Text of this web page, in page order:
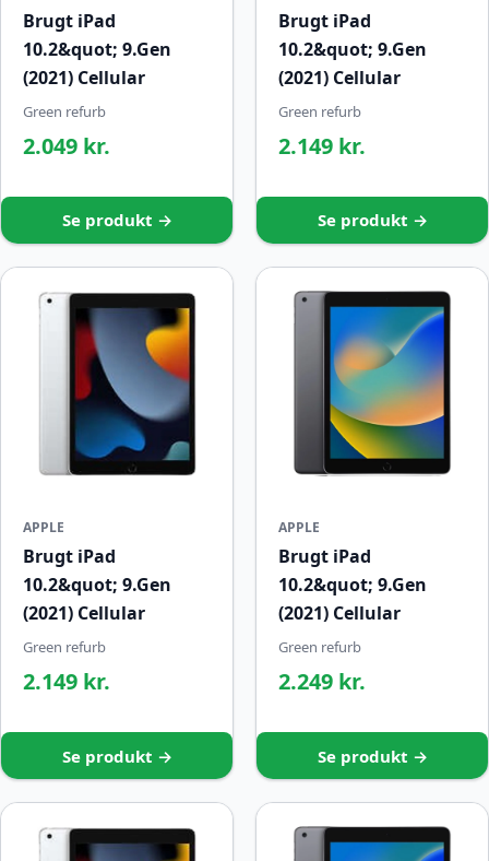
Brugt iPad
10.2&quot; 9.Gen
(2021) Cellular
Green refurb
2.049 kr.
Se produkt →
Brugt iPad
10.2&quot; 9.Gen
(2021) Cellular
Green refurb
2.149 kr.
Se produkt →
APPLE
Brugt iPad
10.2&quot; 9.Gen
(2021) Cellular
Green refurb
2.149 kr.
Se produkt →
APPLE
Brugt iPad
10.2&quot; 9.Gen
(2021) Cellular
Green refurb
2.249 kr.
Se produkt →